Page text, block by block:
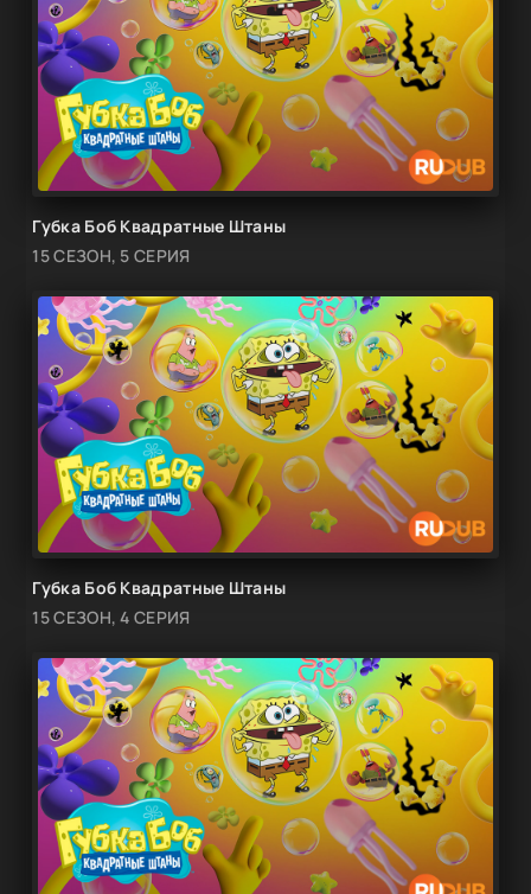
Губка Боб Квадратные Штаны
15 СЕЗОН, 5 СЕРИЯ
Губка Боб Квадратные Штаны
15 СЕЗОН, 4 СЕРИЯ